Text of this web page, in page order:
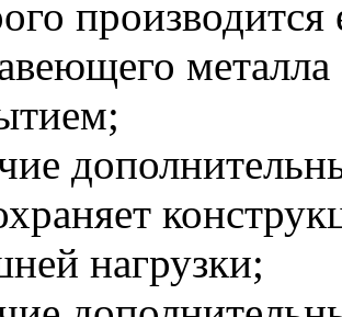
нагрузки;